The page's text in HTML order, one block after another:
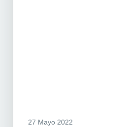
27 Mayo 2022